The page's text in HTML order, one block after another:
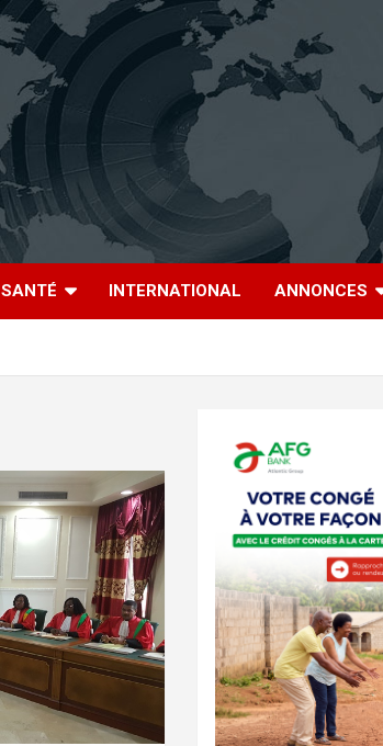
SANTÉ INTERNATIONAL ANNONCES